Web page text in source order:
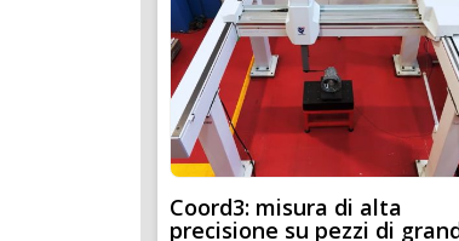
Coord3: misura di alta
precisione su pezzi di